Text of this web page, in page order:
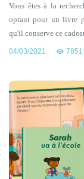
Vous êtes à la
optant pour un livre
qu'il conserve ce
04/03/2021 7851